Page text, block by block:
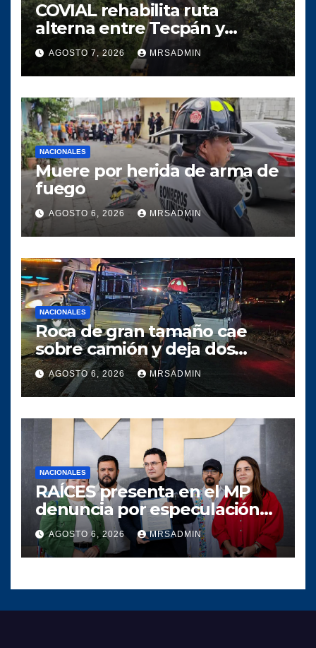
COVIAL rehabilita ruta
alterna entre Tecpán y
Quiché para optimizar la
circulación vial
AGOSTO 7, 2026 MRSADMIN
NACIONALES
Muere por herida de arma de
fuego
AGOSTO 6, 2026 MRSADMIN
NACIONALES
Roca de gran tamaño cae
sobre camión y deja dos
heridos en ruta al Atlántico
AGOSTO 6, 2026 MRSADMIN
NACIONALES
RAÍCES presenta en el MP
denuncia por especulación
en los precios de
combustible
AGOSTO 6, 2026 MRSADMIN